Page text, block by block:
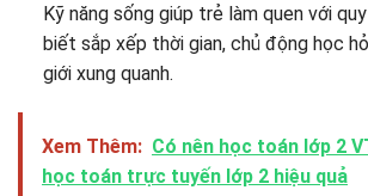
Kỹ năng sống giúp trẻ làm quen với
biết sắp xếp thời gian, chủ động học
giới xung quanh.
Xem Thêm: Có nên học toán lớp 2
học toán trực tuyến lớp 2 hiệu quả